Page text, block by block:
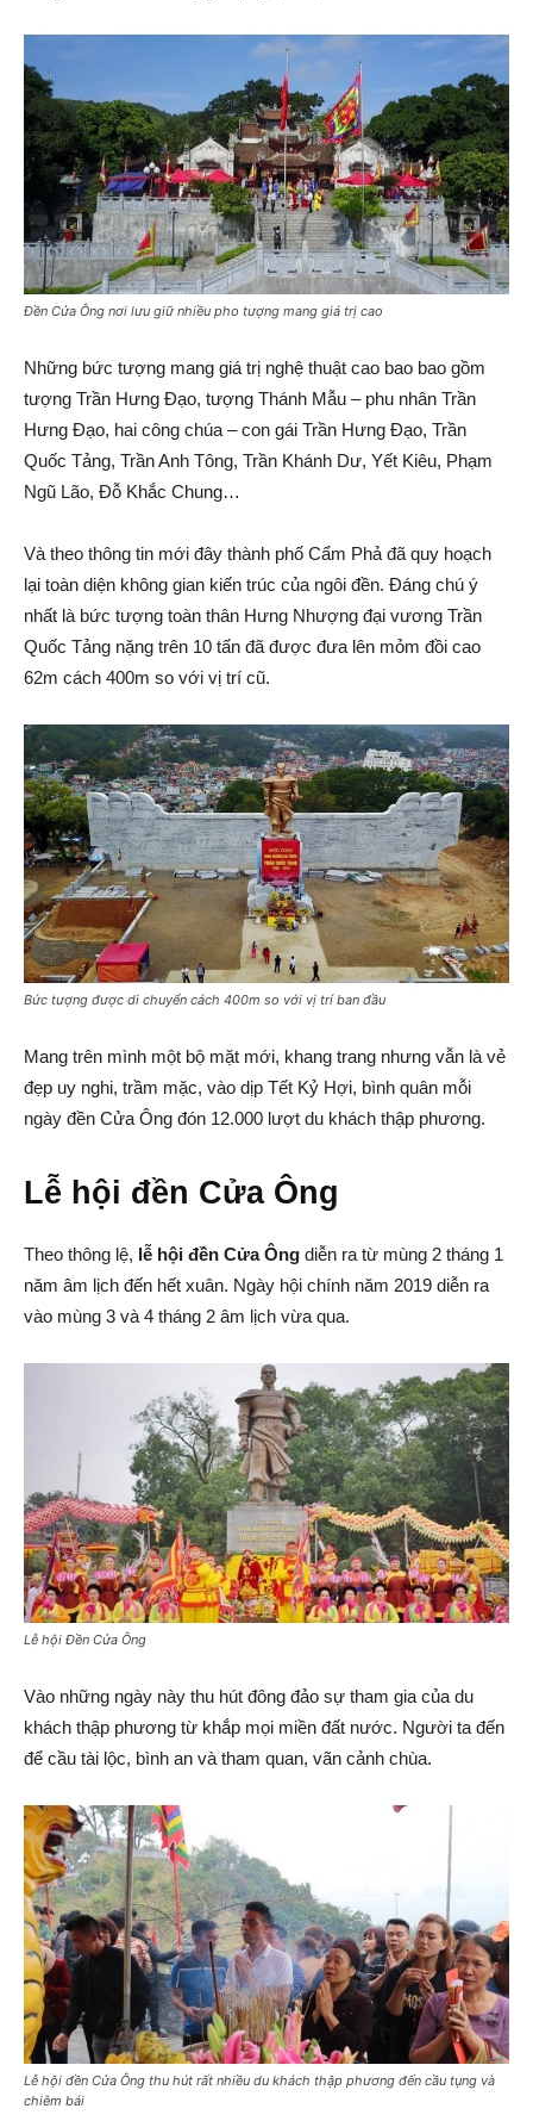
Đền Cửa Ông nơi lưu giữ nhiều pho tượng mang giá trị cao
Những bức tượng mang giá trị nghệ thuật cao bao bao gồm
tượng Trần Hưng Đạo, tượng Thánh Mẫu – phu nhân Trần
Hưng Đạo, hai công chúa – con gái Trần Hưng Đạo, Trần
Quốc Tảng, Trần Anh Tông, Trần Khánh Dư, Yết Kiêu, Phạm
Ngũ Lão, Đỗ Khắc Chung…
Và theo thông tin mới đây thành phố Cẩm Phả đã quy hoạch
lại toàn diện không gian kiến trúc của ngôi đền. Đáng chú ý
nhất là bức tượng toàn thân Hưng Nhượng đại vương Trần
Quốc Tảng nặng trên 10 tấn đã được đưa lên mỏm đồi cao
62m cách 400m so với vị trí cũ.
Bức tượng được di chuyển cách 400m so với vị trí ban đầu
Mang trên mình một bộ mặt mới, khang trang nhưng vẫn là vẻ
đẹp uy nghi, trầm mặc, vào dịp Tết Kỷ Hợi, bình quân mỗi
ngày đền Cửa Ông đón 12.000 lượt du khách thập phương.
Lễ hội đền Cửa Ông
Theo thông lệ, lễ hội đền Cửa Ông diễn ra từ mùng 2 tháng 1
năm âm lịch đến hết xuân. Ngày hội chính năm 2019 diễn ra
vào mùng 3 và 4 tháng 2 âm lịch vừa qua.
Lễ hội Đền Cửa Ông
Vào những ngày này thu hút đông đảo sự tham gia của du
khách thập phương từ khắp mọi miền đất nước. Người ta đến
để cầu tài lộc, bình an và tham quan, vãn cảnh chùa.
Lễ hội đền Cửa Ông thu hút rất nhiều du khách thập phương đến cầu tụng và
chiêm bái